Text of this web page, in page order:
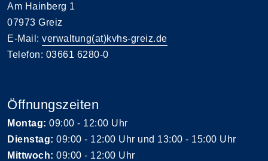
Am Hainberg 1
07973 Greiz
E-Mail: verwaltung(at)kvhs-greiz.de
Telefon: 03661 6280-0
Öffnungszeiten
Montag: 09:00 - 12:00 Uhr
Dienstag: 09:00 - 12:00 Uhr und 13:00 - 15:00 Uhr
Mittwoch: 09:00 - 12:00 Uhr